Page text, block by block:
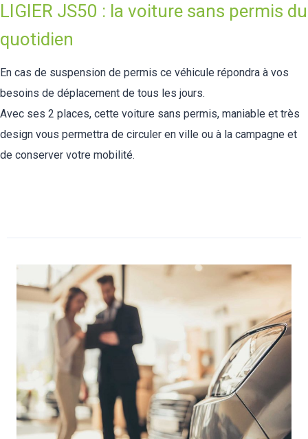
LIGIER JS50 : la voiture sans permis du
quotidien
En cas de suspension de permis ce véhicule répondra à vos
besoins de déplacement de tous les jours.
Avec ses 2 places, cette voiture sans permis, maniable et très
design vous permettra de circuler en ville ou à la campagne et
de conserver votre mobilité.